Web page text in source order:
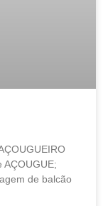
AÇOUGUE;
de balcão